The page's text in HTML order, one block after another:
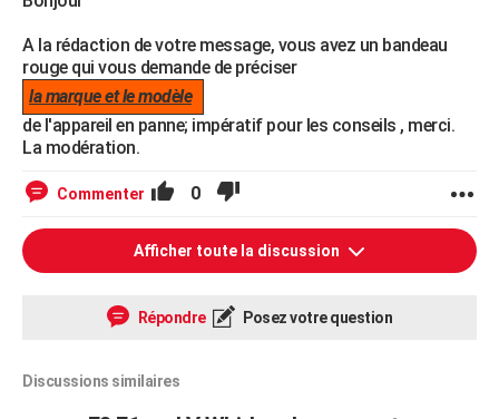
FORUM
Bricolage
Lifestyle
Culture
Sport
Auto
Television
Voyage
Cinema
A la rédaction de votre message, vous avez un bandeau
rouge qui vous demande de préciser
la marque et le modèle
de l'appareil en panne; impératif pour les conseils , merci.
La modération.
Commenter 0
Afficher toute la discussion
Répondre Posez votre question
Discussions similaires